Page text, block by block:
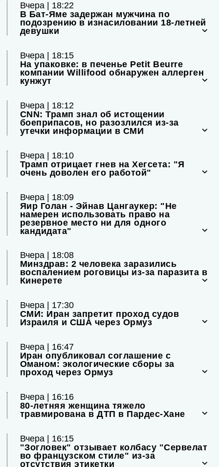
Вчера | 18:22
В Бат-Яме задержан мужчина по
подозрению в изнасиловании 18-летней
девушки
Вчера | 18:15
На упаковке: в печенье Petit Beurre
компании Willifood обнаружен аллерген
кунжут
Вчера | 18:12
CNN: Трамп знал об истощении
боеприпасов, но разозлился из-за
утечки информации в СМИ
Вчера | 18:10
Трамп отрицает гнев на Хегсета: "Я
очень доволен его работой"
Вчера | 18:09
Яир Голан - Эйнав Цангаукер: "Не
намерен использовать право на
резервное место ни для одного
кандидата"
Вчера | 18:08
Минздрав: 2 человека заразились
воспалением роговицы из-за паразита в
Кинерете
Вчера | 17:30
СМИ: Иран запретит проход судов
Израиля и США через Ормуз
Вчера | 16:47
Иран опубликовал соглашение с
Оманом: экологические сборы за
проход через Ормуз
Вчера | 16:16
80-летняя женщина тяжело
травмирована в ДТП в Пардес-Хане
Вчера | 16:15
"Зогловек" отзывает колбасу "Сервелат
во французском стиле" из-за
отсутствия этикетки